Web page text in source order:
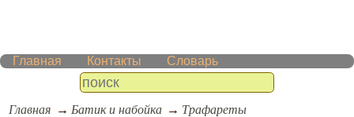
Главная Контакты Словарь
Главная Батик и набойка
Трафареты